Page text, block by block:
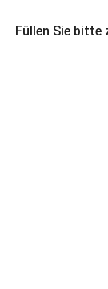
Füllen Sie bitte